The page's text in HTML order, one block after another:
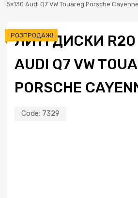
5×130 Audi Q7 VW Touareg Porsche Cayenne
ЛИТІ ДИСКИ R20
AUDI Q7 VW
PORSCHE
Code: 7329
РОЗПРОДАЖ!